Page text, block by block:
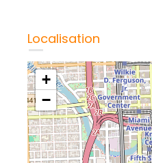
Localisation
+
−